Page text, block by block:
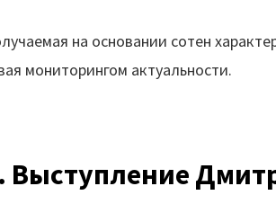
на основании сотен
мониторингом актуальности.
Выступление